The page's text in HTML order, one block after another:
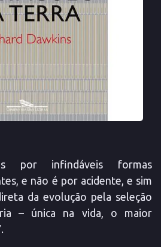
por infindáveis formas
e não é por acidente, e sim
da evolução pela seleção
– única na vida, o maior